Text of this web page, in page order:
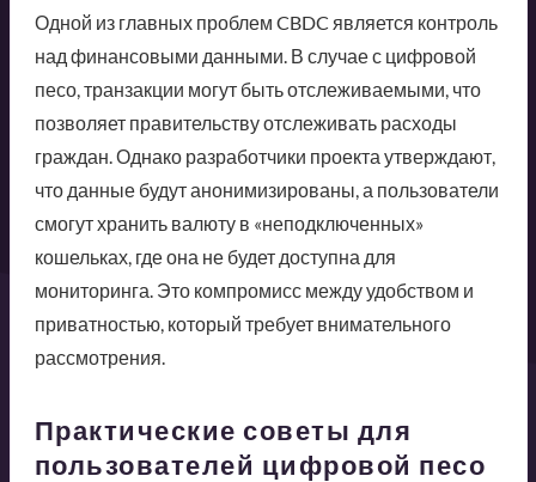
Одной из главных проблем CBDC является контроль
над финансовыми данными. В случае с цифровой
песо, транзакции могут быть отслеживаемыми, что
позволяет правительству отслеживать расходы
граждан. Однако разработчики проекта утверждают,
что данные будут анонимизированы, а пользователи
смогут хранить валюту в «неподключенных»
кошельках, где она не будет доступна для
мониторинга. Это компромисс между удобством и
приватностью, который требует внимательного
рассмотрения.
Практические советы для
пользователей цифровой песо